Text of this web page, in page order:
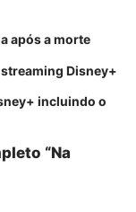
após a morte
Disney+
incluindo o
“Na